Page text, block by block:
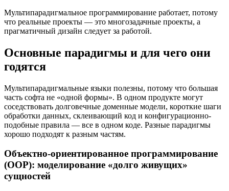
Мультипарадигмальное программирование работает, потому
что реальные проекты — это многозадачные проекты, а
прагматичный дизайн следует за работой.
Основные парадигмы и для чего они
годятся
Мультипарадигмальные языки полезны, потому что большая
часть софта не «одной формы». В одном продукте могут
соседствовать долговечные доменные модели, короткие шаги
обработки данных, склеивающий код и конфигурационно-
подобные правила — все в одном коде. Разные парадигмы
хорошо подходят к разным частям.
Объектно-ориентированное программирование
(OOP): моделирование «долго живущих»
сущностей